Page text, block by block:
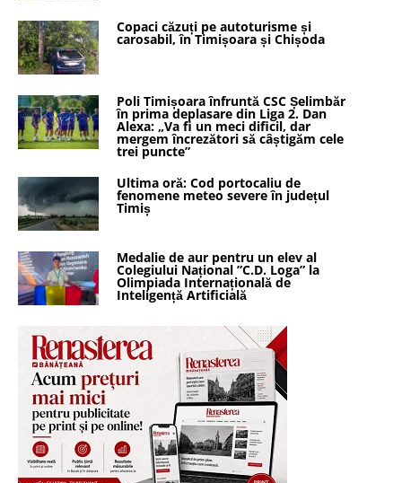
Copaci căzuți pe autoturisme și
carosabil, în Timișoara și Chișoda
Poli Timișoara înfruntă CSC Șelimbăr
în prima deplasare din Liga 2. Dan
Alexa: „Va fi un meci dificil, dar
mergem încrezători să câștigăm cele
trei puncte”
Ultima oră: Cod portocaliu de
fenomene meteo severe în județul
Timiș
Medalie de aur pentru un elev al
Colegiului Național ”C.D. Loga” la
Olimpiada Internațională de
Inteligență Artificială